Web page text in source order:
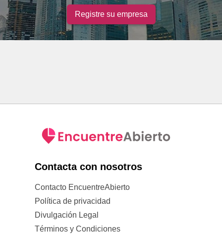
Registre su empresa
Contacta con nosotros
Contacto EncuentreAbierto
Política de privacidad
Divulgación Legal
Términos y Condiciones